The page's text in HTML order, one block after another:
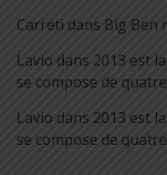
Carreti dans Big Ben
Lavio dans 2013 est
se compose de
Lavio dans 2013 est
se compose de